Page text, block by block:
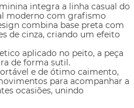
integra a linha casual do
moderno com grafismo
combina base preta com
de cinza, criando um efeito
aplicado no peito, a peça
de forma sutil.
e de ótimo caimento,
para acompanhar a
ocasiões, unindo